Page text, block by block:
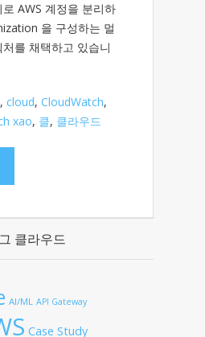
AWS 계정을 분리하
을 구성하는 멀
를 채택하고 있습니
, cloud, CloudWatch,
xao, 클, 클라우드
클라우드
AI/ML API Gateway
Case Study